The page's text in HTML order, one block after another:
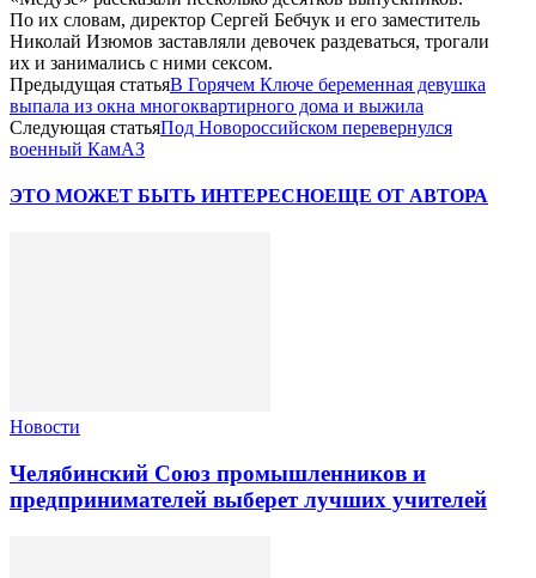
По их словам, директор Сергей Бебчук и его заместитель
Николай Изюмов заставляли девочек раздеваться, трогали
их и занимались с ними сексом.
Предыдущая статьяВ Горячем Ключе беременная девушка
выпала из окна многоквартирного дома и выжила
Следующая статьяПод Новороссийском перевернулся
военный КамАЗ
ЭТО МОЖЕТ БЫТЬ ИНТЕРЕСНОЕЩЕ ОТ АВТОРА
Новости
Челябинский Союз промышленников и
предпринимателей выберет лучших учителей